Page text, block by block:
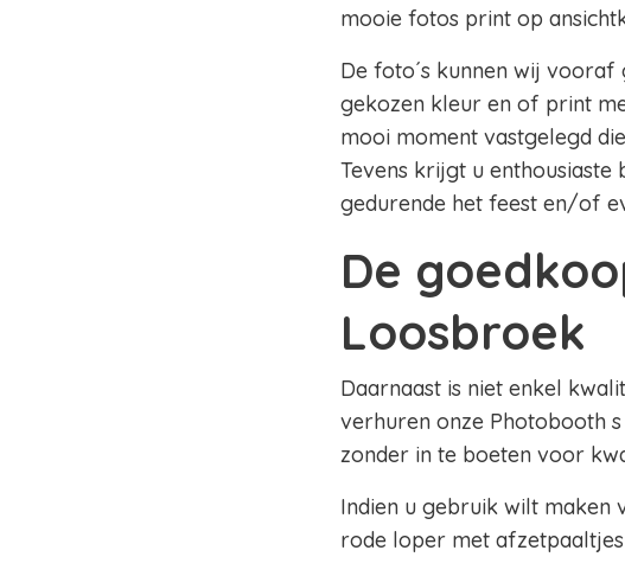
mooie fotos print op
De foto´s kunnen wij
gekozen kleur en of print
mooi moment vastgelegd
Tevens krijgt u
gedurende het feest en/of
De
Loosbroek
Daarnaast is niet enkel
verhuren onze Photobooth
zonder in te boeten voor
Indien u gebruik wilt maken
rode loper met